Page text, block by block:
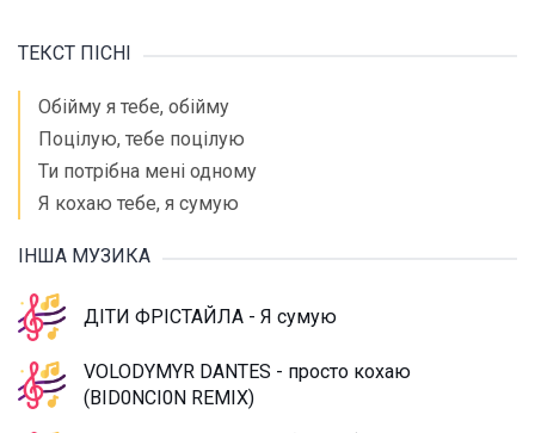
ТЕКСТ ПІСНІ
Обійму я тебе, обійму
Поцілую, тебе поцілую
Ти потрібна мені одному
Я кохаю тебе, я сумую
ІНША МУЗИКА
ДІТИ ФРІСТАЙЛА - Я сумую
VOLODYMYR DANTES - просто кохаю
(BID0NCI0N REMIX)